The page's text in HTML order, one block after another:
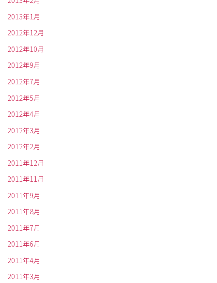
2013年1月
2012年12月
2012年10月
2012年9月
2012年7月
2012年5月
2012年4月
2012年3月
2012年2月
2011年12月
2011年11月
2011年9月
2011年8月
2011年7月
2011年6月
2011年4月
2011年3月